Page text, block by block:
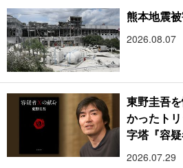
熊本地震
2026.08.07
東野圭吾
かったト
字塔『容
2026.07.29